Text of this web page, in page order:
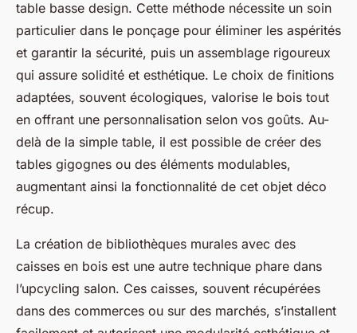
table basse design. Cette méthode nécessite un soin
particulier dans le ponçage pour éliminer les aspérités
et garantir la sécurité, puis un assemblage rigoureux
qui assure solidité et esthétique. Le choix de finitions
adaptées, souvent écologiques, valorise le bois tout
en offrant une personnalisation selon vos goûts. Au-
delà de la simple table, il est possible de créer des
tables gigognes ou des éléments modulables,
augmentant ainsi la fonctionnalité de cet objet déco
récup.
La création de bibliothèques murales avec des
caisses en bois est une autre technique phare dans
l’upcycling salon. Ces caisses, souvent récupérées
dans des commerces ou sur des marchés, s’installent